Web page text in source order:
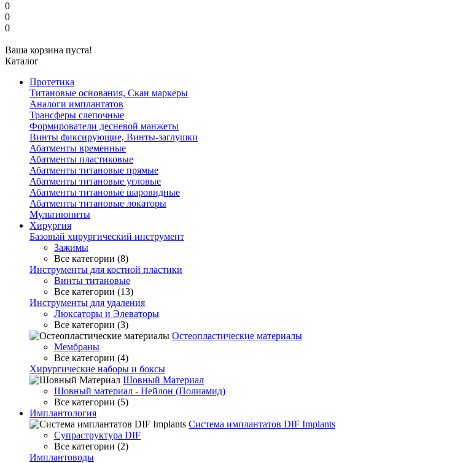
0
0
0
Ваша корзина пуста!
Каталог
Протетика
Титановые основания, Скан маркеры
Аналоги имплантатов
Трансферы слепочные
Формирователи десневой манжеты
Винты фиксирующие, Винты-заглушки
Абатменты временные
Абатменты пластиковые
Абатменты титановые прямые
Абатменты титановые угловые
Абатменты титановые шаровидные
Абатменты титановые локаторы
Мультиюниты
Хирургия
Базовый хирургический инструмент
Зажимы
Все категории (8)
Инструменты для костной пластики
Винты титановые
Все категории (13)
Инструменты для удаления
Люксаторы и Элеваторы
Все категории (3)
Остеопластические материалы
Мембраны
Все категории (4)
Хирургические наборы и боксы
Шовный Материал
Шовный материал - Нейлон (Полиамид)
Все категории (5)
Имплантология
Система имплантатов DIF Implants
Супраструктура DIF
Все категории (2)
Имплантоводы